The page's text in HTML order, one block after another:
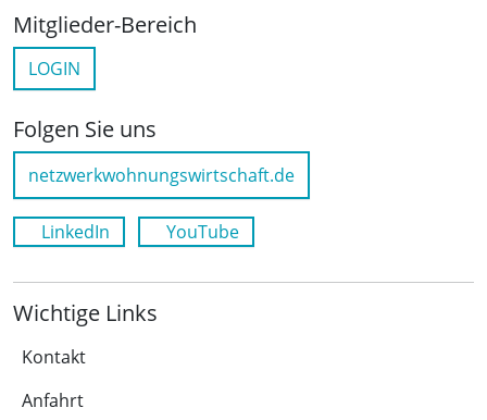
Mitglieder-Bereich
LOGIN
Folgen Sie uns
netzwerkwohnungswirtschaft.de
LinkedIn YouTube
Wichtige Links
Kontakt
Anfahrt